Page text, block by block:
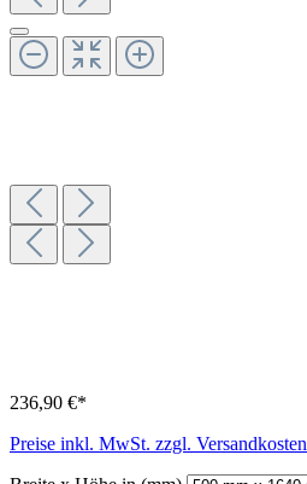
236,90 €*
Preise inkl. MwSt. zzgl. Versandkosten